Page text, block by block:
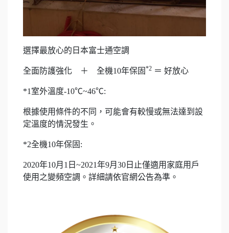
選擇最放心的日本富士通空調
全面防護強化 ＋ 全機10年保固 *2 ＝ 好放心
*1室外溫度-10℃~46℃:
根據使用條件的不同，可能會有較慢或無法達到設
定溫度的情況發生。
*2全機10年保固:
2020年10月1日~2021年9月30日止僅適用家庭用戶
使用之變頻空調。詳細請依官網公告為準。